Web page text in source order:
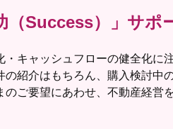
（Success）」サポ
キャッシュフローの健全化に
紹介はもちろん、購入検討中
ご要望にあわせ、不動産経営